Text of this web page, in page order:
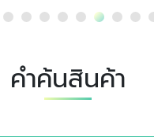
คำค้นสินค้า